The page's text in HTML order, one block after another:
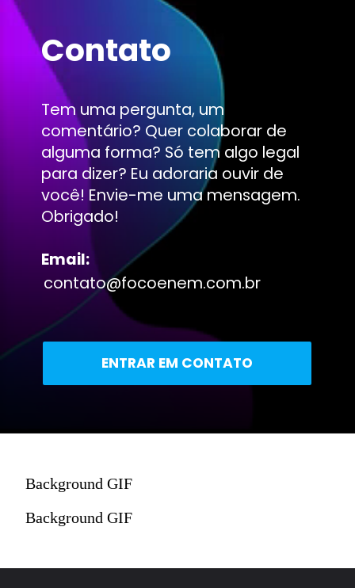
ENTRAR EM CONTATO
Contato
Tem uma pergunta, um
comentário? Quer colaborar de
alguma forma? Só tem algo legal
para dizer? Eu adoraria ouvir de
você! Envie-me uma mensagem.
Obrigado!
Email:
contato@focoenem.com.br
Background GIF
Background GIF